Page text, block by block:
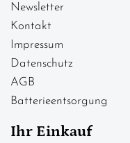
Newsletter
Kontakt
Impressum
Datenschutz
AGB
Batterieentsorgung
Ihr Einkauf